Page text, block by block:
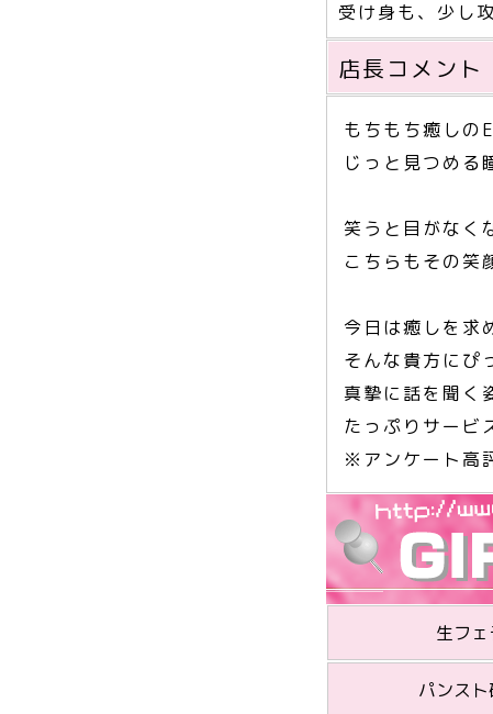
受け身も、少し
店長コメント
もちもち癒しの
じっと見つめる
笑うと目がなく
こちらもその笑
今日は癒しを求
そんな貴方にぴ
真摯に話を聞く
たっぷりサービ
※アンケート高
生フェ
パンスト